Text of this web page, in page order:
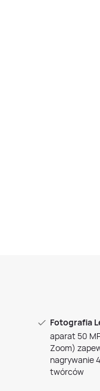
Fotografia
aparat 50
Zoom)
nagrywanie
twórców